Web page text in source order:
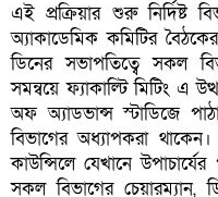
এই প্রক্রিয়ার শুরু নির্দিষ্ট
অ্যাকাডেমিক কমিটির
ডিনের সভাপতিত্বে সকল
সমন্বয়ে ফ্যাকাল্টি মিটিং এ
অফ অ্যাডভান্স স্টাডিজে
বিভাগের অধ্যাপকরা
কাউন্সিলে যেখানে উপাচার্যের
সকল বিভাগের